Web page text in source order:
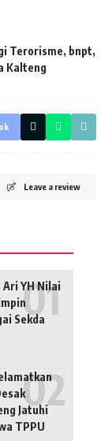
Terorisme, bnpt,
Kalteng
Leave a review
YH Nilai
Sekda
Jatuhi
TPPU